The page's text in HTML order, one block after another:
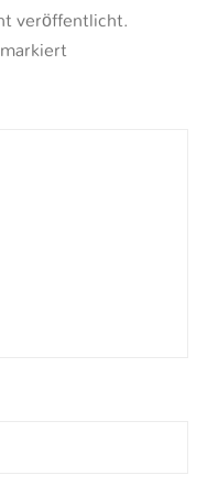
veröffentlicht.
markiert